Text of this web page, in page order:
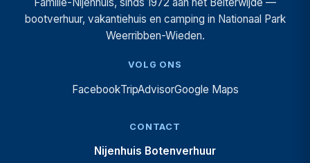
bootverhuur, vakantiehuis en camping in Nationaal Park
Weerribben-Wieden.
VOLG ONS
FacebookTripAdvisorGoogle Maps
CONTACT
Nijenhuis Botenverhuur